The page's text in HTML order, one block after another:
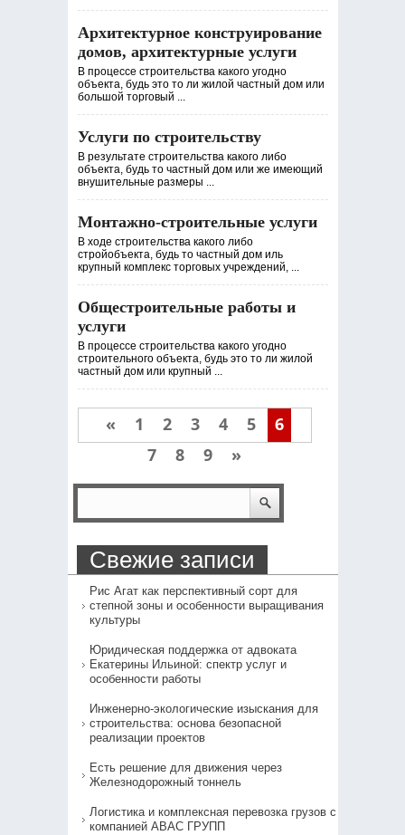
Архитектурное конструирование
домов, архитектурные услуги
В процессе строительства какого угодно
объекта, будь это то ли жилой частный дом или
большой торговый ...
Услуги по строительству
В результате строительства какого либо
объекта, будь то частный дом или же имеющий
внушительные размеры ...
Монтажно-строительные услуги
В ходе строительства какого либо
стройобъекта, будь то частный дом иль
крупный комплекс торговых учреждений, ...
Общестроительные работы и
услуги
В процессе строительства какого угодно
строительного объекта, будь это то ли жилой
частный дом или крупный ...
« 1 2 3 4 5
6
7
8 9 »
Свежие записи
Рис Агат как перспективный сорт для
степной зоны и особенности выращивания
культуры
Юридическая поддержка от адвоката
Екатерины Ильиной: спектр услуг и
особенности работы
Инженерно-экологические изыскания для
строительства: основа безопасной
реализации проектов
Есть решение для движения через
Железнодорожный тоннель
Логистика и комплексная перевозка грузов с
компанией АВАС ГРУПП